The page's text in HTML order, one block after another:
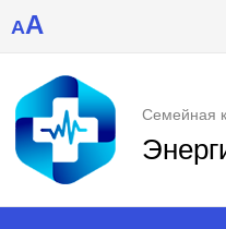
AA
Семейная